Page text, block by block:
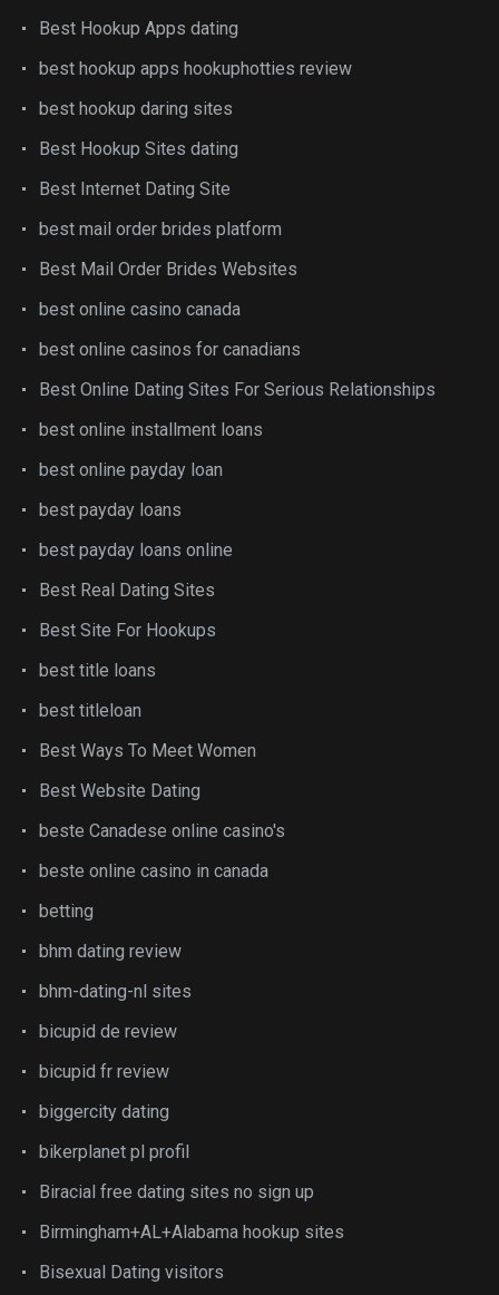
Best Hookup Apps dating
best hookup apps hookuphotties review
best hookup daring sites
Best Hookup Sites dating
Best Internet Dating Site
best mail order brides platform
Best Mail Order Brides Websites
best online casino canada
best online casinos for canadians
Best Online Dating Sites For Serious Relationships
best online installment loans
best online payday loan
best payday loans
best payday loans online
Best Real Dating Sites
Best Site For Hookups
best title loans
best titleloan
Best Ways To Meet Women
Best Website Dating
beste Canadese online casino's
beste online casino in canada
betting
bhm dating review
bhm-dating-nl sites
bicupid de review
bicupid fr review
biggercity dating
bikerplanet pl profil
Biracial free dating sites no sign up
Birmingham+AL+Alabama hookup sites
Bisexual Dating visitors